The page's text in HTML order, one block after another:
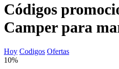
Códigos
Camper para
Hoy Codigos Ofertas
10%